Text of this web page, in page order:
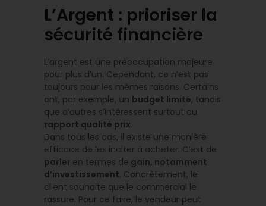
L’Argent : prioriser la
sécurité financière
L’argent est une préoccupation majeure
pour plus d’un. Cependant, ce n’est pas
toujours pour les mêmes raisons. Certains
ont, par exemple, un budget limité, tandis
que d’autres s’intéressent surtout au
rapport qualité prix.
Dans tous les cas, il existe une manière
efficace de les inciter à acheter. C’est de
parler en termes de gain, notamment
d’investissement. Concrètement, le
client souhaite que le commercial le
rassure. Pour ce faire, le vendeur peut